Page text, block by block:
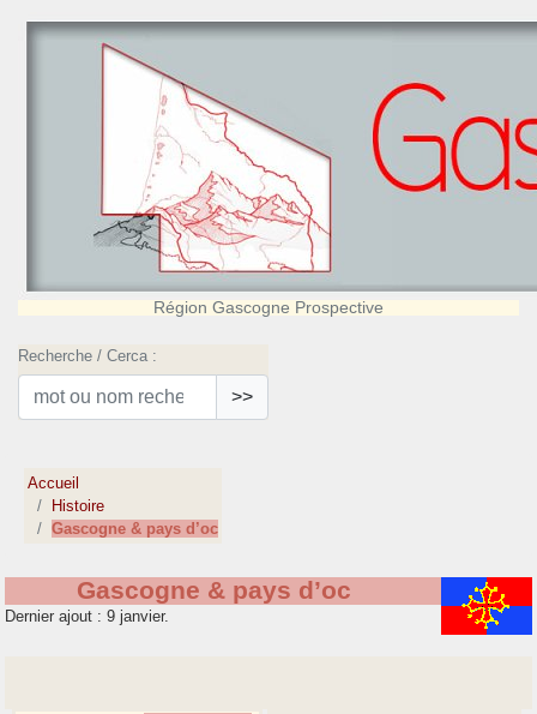
Région Gascogne Prospective
Recherche / Cerca :
>>
Accueil
Histoire
Gascogne & pays d’oc
Gascogne & pays d’oc
Dernier ajout : 9 janvier.